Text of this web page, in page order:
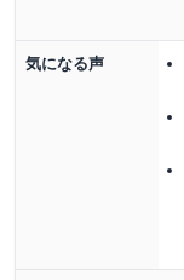
気になる声